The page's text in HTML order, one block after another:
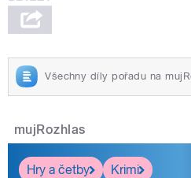
Všechny díly pořadu na
mujRozhlas
Hry a četby
Krimi